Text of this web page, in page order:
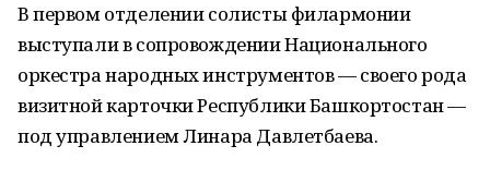
В первом отделении солисты филармонии
выступали в сопровождении Национального
оркестра народных инструментов — своего рода
визитной карточки Республики Башкортостан —
под управлением Линара Давлетбаева.